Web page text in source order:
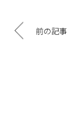
稿
ナ
前の記事